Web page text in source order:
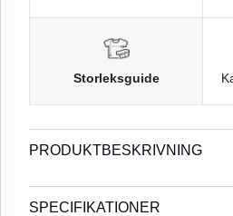
Storleksguide
PRODUKTBESKRIVNING
SPECIFIKATIONER